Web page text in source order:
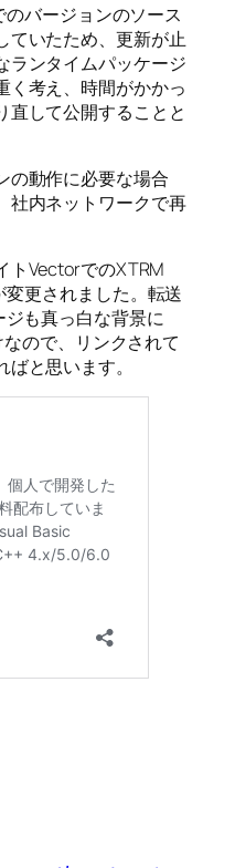
バージョンのソース
ていたため、更新が止
ランタイムパッケージ
く考え、時間がかかっ
直して公開することと
の動作に必要な場合
社内ネットワークで再
トVectorでのXTRM
更されました。転送
も真っ白な背景に
ので、リンクされて
と思います。